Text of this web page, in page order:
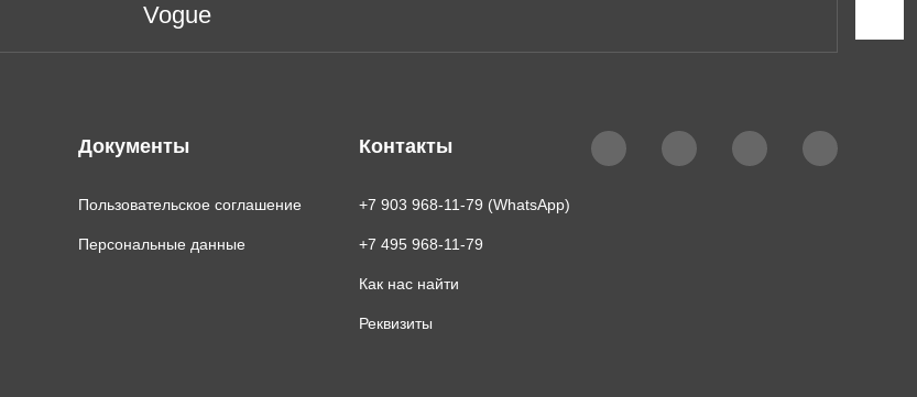
Vogue
Документы
Пользовательское соглашение
Персональные данные
Контакты
+7 903 968-11-79 (WhatsApp)
+7 495 968-11-79
Как нас найти
Реквизиты